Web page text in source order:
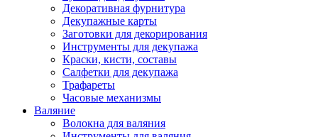
Декоративная фурнитура
Декупажные карты
Заготовки для декорирования
Инструменты для декупажа
Краски, кисти, составы
Салфетки для декупажа
Трафареты
Часовые механизмы
Валяние
Волокна для валяния